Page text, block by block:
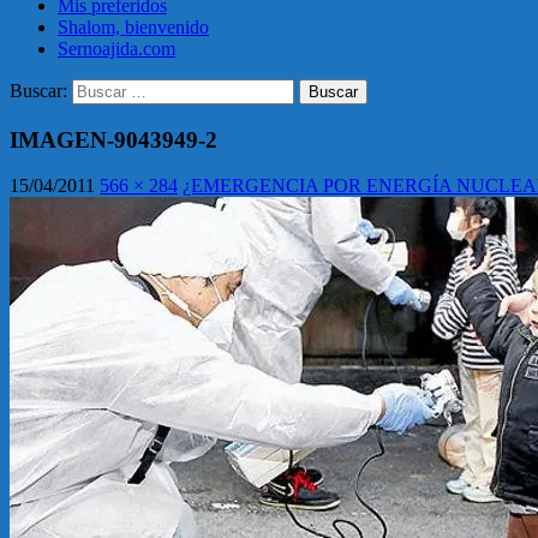
Mis preferidos
Shalom, bienvenido
Sernoajida.com
Buscar:
IMAGEN-9043949-2
15/04/2011 566 × 284 ¿EMERGENCIA POR ENERGÍA